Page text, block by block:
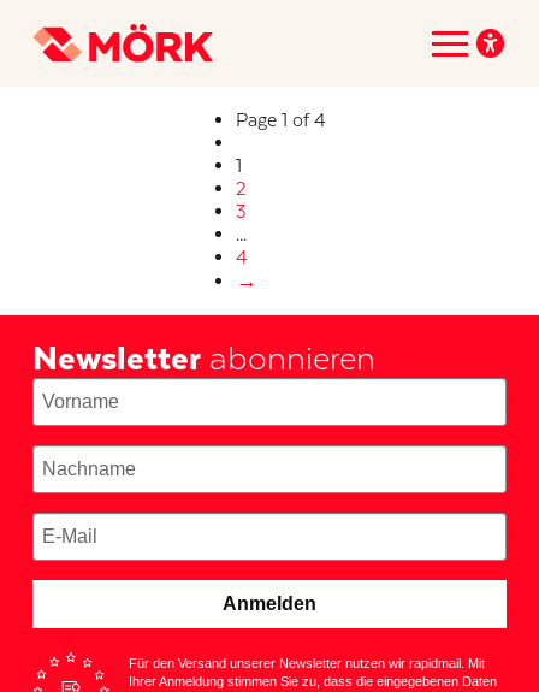
Page 1 of 4
1
2
3
...
4
→
Newsletterabonnieren
Anmelden
Für den Versand unserer Newsletter nutzen wir rapidmail. Mit
Ihrer Anmeldung stimmen Sie zu, dass die eingegebenen Daten